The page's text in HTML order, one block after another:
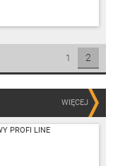
1 2
WIĘCEJ
PROFI LINE